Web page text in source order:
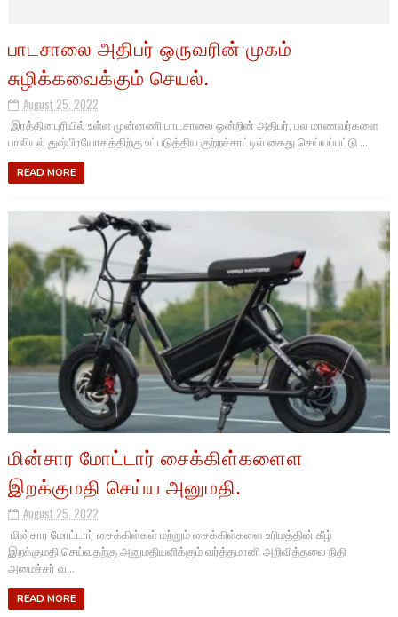
பாடசாலை அதிபர் ஒருவரின் முகம்
சுழிக்கவைக்கும் செயல்.
August 25, 2022
இரத்தினபுரியில் உள்ள முன்னணி பாடசாலை ஒன்றின் அதிபர், பல மாணவர்களை
பாலியல் துஷ்பிரயோகத்திற்கு உட்படுத்திய குற்றச்சாட்டில் கைது செய்யப்பட்டு ...
READ MORE
மின்சார மோட்டார் சைக்கிள்களைள
இறக்குமதி செய்ய அனுமதி.
August 25, 2022
மின்சார மோட்டார் சைக்கிள்கள் மற்றும் சைக்கிள்களை உரிமத்தின் கீழ்
இறக்குமதி செய்வதற்கு அனுமதியளிக்கும் வர்த்தமானி அறிவித்தலை நிதி
அமைச்சர் வ...
READ MORE